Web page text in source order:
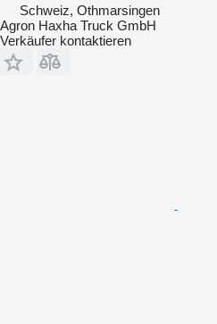
Schweiz, Othmarsingen
Agron Haxha Truck GmbH
Verkäufer kontaktieren